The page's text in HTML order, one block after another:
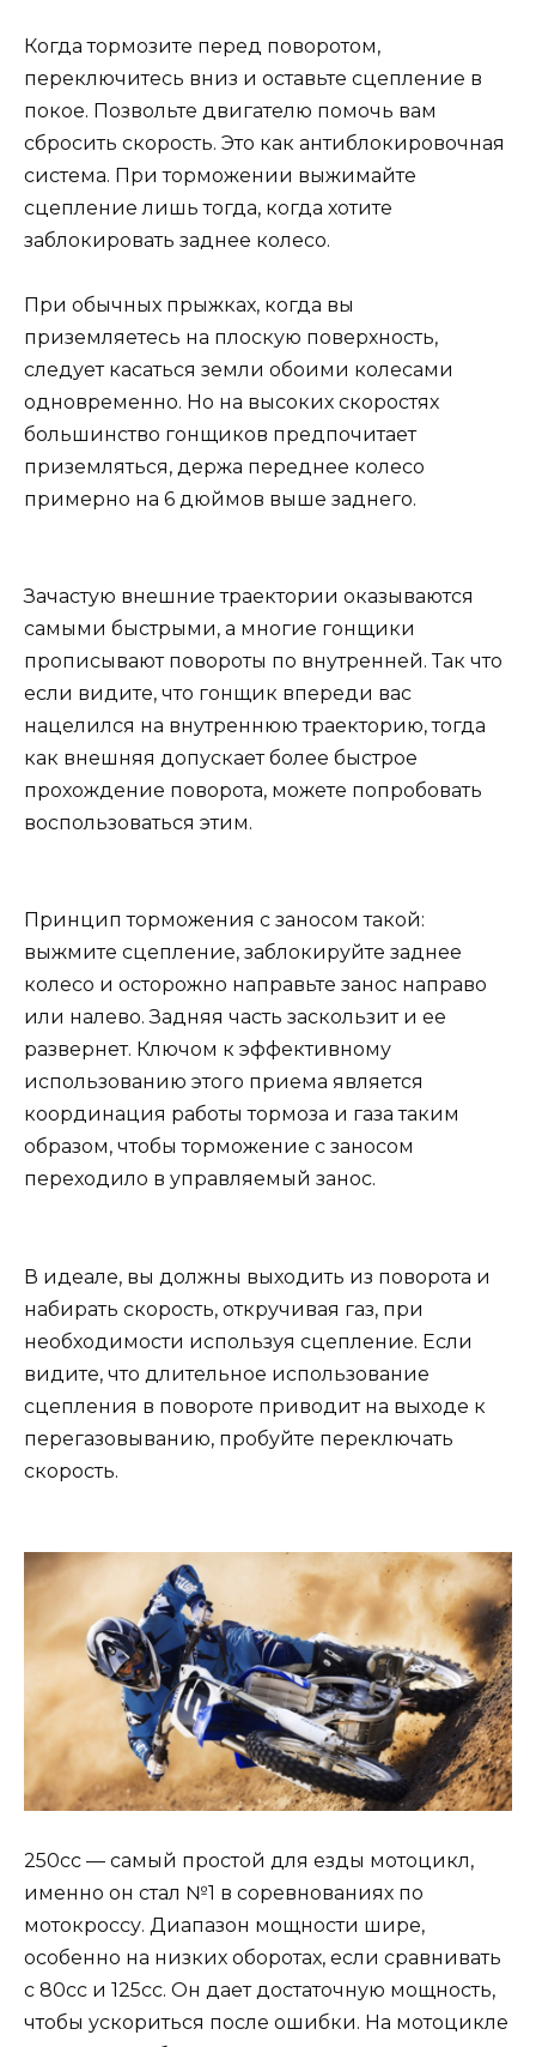
Когда тормозите перед поворотом,
переключитесь вниз и оставьте сцепление в
покое. Позвольте двигателю помочь вам
сбросить скорость. Это как антиблокировочная
система. При торможении выжимайте
сцепление лишь тогда, когда хотите
заблокировать заднее колесо.
При обычных прыжках, когда вы
приземляетесь на плоскую поверхность,
следует касаться земли обоими колесами
одновременно. Но на высоких скоростях
большинство гонщиков предпочитает
приземляться, держа переднее колесо
примерно на 6 дюймов выше заднего.
Зачастую внешние траектории оказываются
самыми быстрыми, а многие гонщики
прописывают повороты по внутренней. Так что
если видите, что гонщик впереди вас
нацелился на внутреннюю траекторию, тогда
как внешняя допускает более быстрое
прохождение поворота, можете попробовать
воспользоваться этим.
Принцип торможения с заносом такой:
выжмите сцепление, заблокируйте заднее
колесо и осторожно направьте занос направо
или налево. Задняя часть заскользит и ее
развернет. Ключом к эффективному
использованию этого приема является
координация работы тормоза и газа таким
образом, чтобы торможение с заносом
переходило в управляемый занос.
В идеале, вы должны выходить из поворота и
набирать скорость, откручивая газ, при
необходимости используя сцепление. Если
видите, что длительное использование
сцепления в повороте приводит на выходе к
перегазовыванию, пробуйте переключать
скорость.
250сс — самый простой для езды мотоцикл,
именно он стал №1 в соревнованиях по
мотокроссу. Диапазон мощности шире,
особенно на низких оборотах, если сравнивать
с 80сс и 125сс. Он дает достаточную мощность,
чтобы ускориться после ошибки. На мотоцикле